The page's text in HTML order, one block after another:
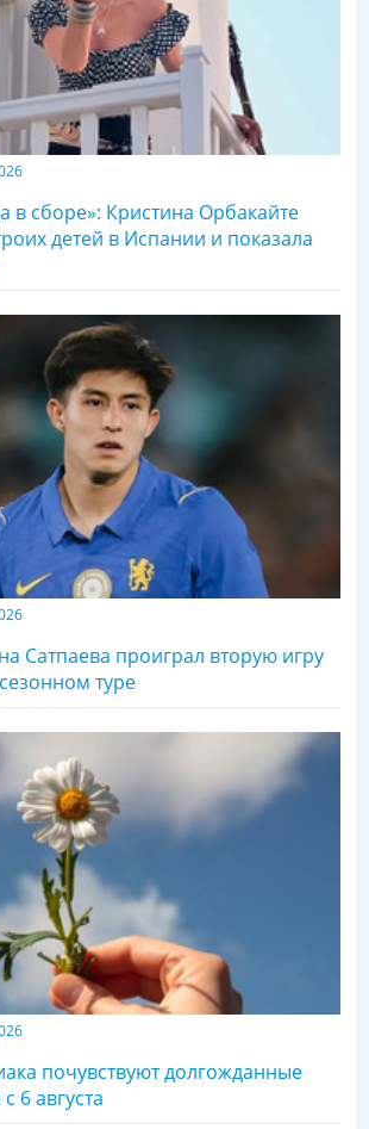
в сборе»: Кристина Орбакайте
детей в Испании и показала
Сатпаева проиграл вторую игру
туре
почувствуют долгожданные
6 августа